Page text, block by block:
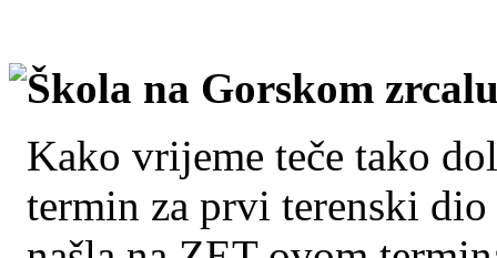
Škola na Gorskom
Kako vrijeme teče tako
termin za prvi terenski dio